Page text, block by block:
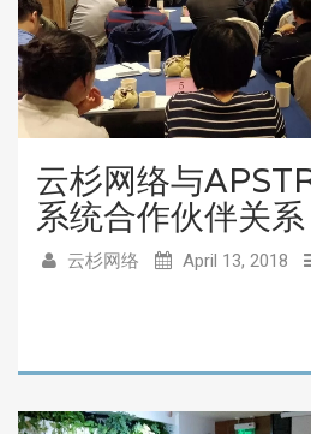
云杉网络与
系统合作伙伴关系
云杉网络 April 13, 2018